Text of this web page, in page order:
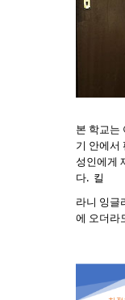
본 학교는
기 안에서
성인에게
다. 킬
라니 잉글
에 오더라